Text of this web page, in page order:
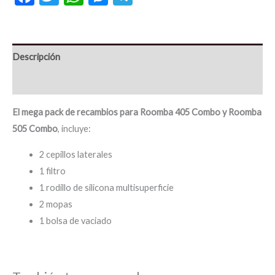
Descripción
El mega pack de recambios para Roomba 405 Combo y Roomba
505 Combo, incluye:
2 cepillos laterales
1 filtro
1 rodillo de silicona multisuperficie
2 mopas
1 bolsa de vaciado